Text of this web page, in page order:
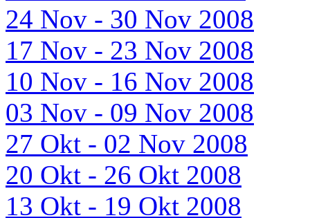
24 Nov - 30 Nov 2008
17 Nov - 23 Nov 2008
10 Nov - 16 Nov 2008
03 Nov - 09 Nov 2008
27 Okt - 02 Nov 2008
20 Okt - 26 Okt 2008
13 Okt - 19 Okt 2008